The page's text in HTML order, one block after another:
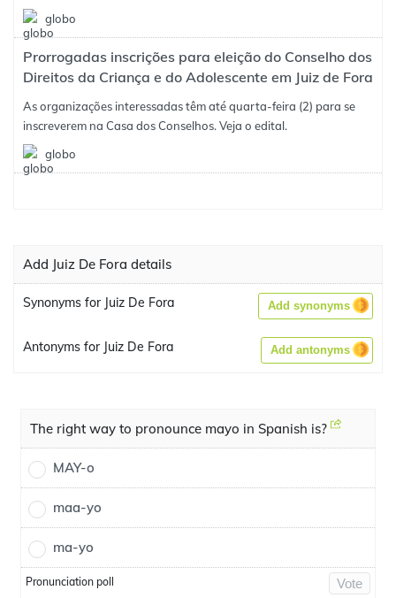
globo
Prorrogadas inscrições para eleição do Conselho dos
Direitos da Criança e do Adolescente em Juiz de Fora
As organizações interessadas têm até quarta-feira (2) para se
inscreverem na Casa dos Conselhos. Veja o edital.
globo
Add Juiz De Fora details
Synonyms for Juiz De Fora Add synonyms
Antonyms for Juiz De Fora Add antonyms
The right way to pronounce mayo in Spanish is?
MAY-o
maa-yo
ma-yo
Pronunciation poll Vote